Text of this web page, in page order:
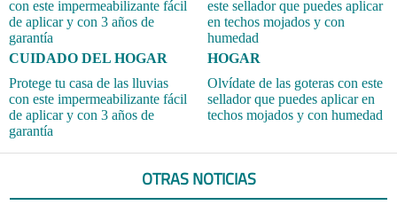
CUIDADO DEL HOGAR
Protege tu casa de las lluvias
con este impermeabilizante fácil
de aplicar y con 3 años de
garantía
HOGAR
Olvídate de las goteras con este
sellador que puedes aplicar en
techos mojados y con humedad
OTRAS NOTICIAS